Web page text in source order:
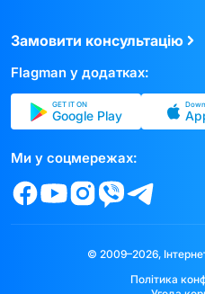
Замовити консультацію
Flagman у додатках:
GET IT ON
Google Play
Ми у соцмережах:
© 2009–2026,
Політика